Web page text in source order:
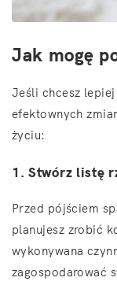
Jak mogę
Jeśli chcesz
efektownych
życiu:
1. Stwórz listę
Przed pójściem
planujesz zrobić
wykonywana
zagospodarować